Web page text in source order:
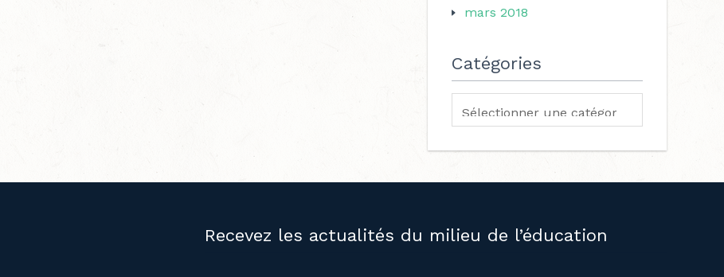
mars 2018
Catégories
Recevez les actualités du milieu de l’éducation